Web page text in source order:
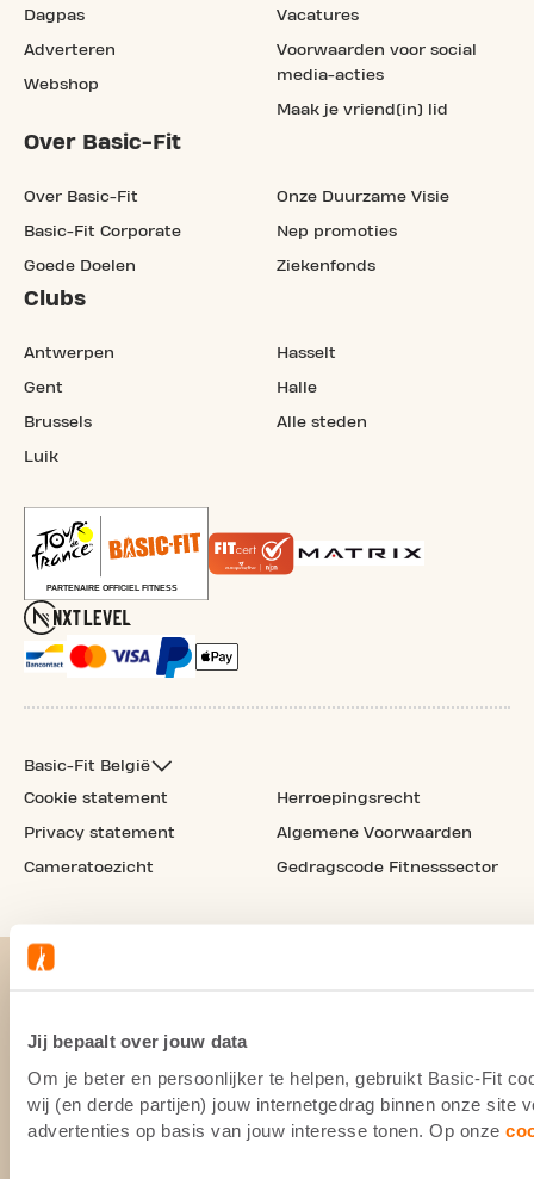
Jij bepaalt over jouw data
Om je beter en persoonlijker te helpen, gebruikt Basic-Fit
wij (en derde partijen) jouw internetgedrag binnen onze site
advertenties op basis van jouw interesse tonen. Op onze
Dagpas
Adverteren
Webshop
Vacatures
Voorwaarden voor social
media-acties
Maak je vriend(in) lid
Over Basic-Fit
Over Basic-Fit
Basic-Fit Corporate
Goede Doelen
Onze Duurzame Visie
Nep promoties
Ziekenfonds
Clubs
Antwerpen
Gent
Brussels
Luik
Hasselt
Halle
Alle steden
Basic-Fit België
Cookie statement
Privacy statement
Cameratoezicht
Herroepingsrecht
Algemene Voorwaarden
Gedragscode Fitnesssector